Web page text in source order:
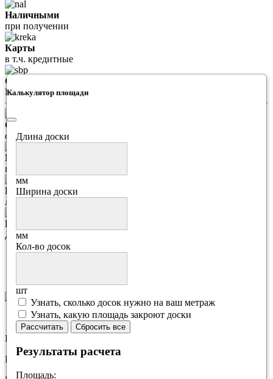
Наличными
при получении
Карты
в т.ч. кредитные
СБП
Более 70 банков
Сбербанк
онлайн
Мир Pay
платежная система
Банковский перевод
любой банк РФ
Безналичная оплата
Для юр лиц с НДС или без
Индивидуальный подход
Выгодные условия
Калькулятор площади
Длина доски
мм
Ширина доски
мм
Кол-во досок
шт
Узнать, сколько досок нужно на ваш метраж
Узнать, какую площадь закроют доски
Рассчитать Сбросить все
Результаты расчета
Площадь: